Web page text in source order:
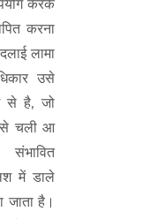
करके
करना
लामा
उसे
से है, जो
से चली आ
में डाले
जाता है।